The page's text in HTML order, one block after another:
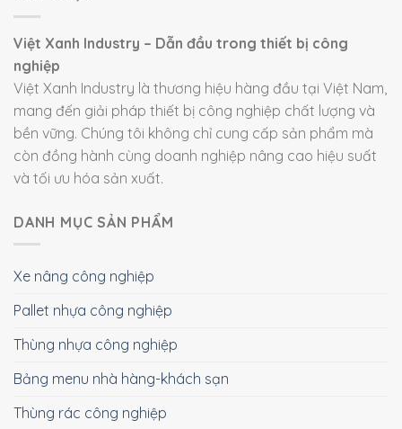
Việt Xanh Industry – Dẫn đầu trong thiết bị công
nghiệp
Việt Xanh Industry là thương hiệu hàng đầu tại Việt Nam,
mang đến giải pháp thiết bị công nghiệp chất lượng và
bền vững. Chúng tôi không chỉ cung cấp sản phẩm mà
còn đồng hành cùng doanh nghiệp nâng cao hiệu suất
và tối ưu hóa sản xuất.
DANH MỤC SẢN PHẨM
Xe nâng công nghiệp
Pallet nhựa công nghiệp
Thùng nhựa công nghiệp
Bảng menu nhà hàng-khách sạn
Thùng rác công nghiệp